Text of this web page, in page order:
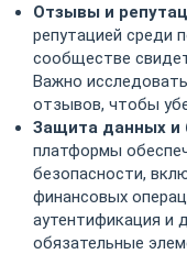
Отзывы и
репутацией среди
сообществе
Важно
отзывов, чтобы
Защита данных и
платформы
безопасности,
финансовых
аутентификация и
обязательные